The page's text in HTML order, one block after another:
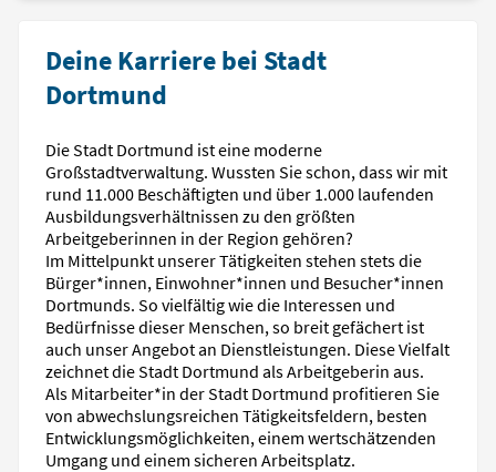
Deine Karriere bei Stadt
Dortmund
Die Stadt Dortmund ist eine moderne
Großstadtverwaltung. Wussten Sie schon, dass wir mit
rund 11.000 Beschäftigten und über 1.000 laufenden
Ausbildungsverhältnissen zu den größten
Arbeitgeberinnen in der Region gehören?
Im Mittelpunkt unserer Tätigkeiten stehen stets die
Bürger*innen, Einwohner*innen und Besucher*innen
Dortmunds. So vielfältig wie die Interessen und
Bedürfnisse dieser Menschen, so breit gefächert ist
auch unser Angebot an Dienstleistungen. Diese Vielfalt
zeichnet die Stadt Dortmund als Arbeitgeberin aus.
Als Mitarbeiter*in der Stadt Dortmund profitieren Sie
von abwechslungsreichen Tätigkeitsfeldern, besten
Entwicklungsmöglichkeiten, einem wertschätzenden
Umgang und einem sicheren Arbeitsplatz.